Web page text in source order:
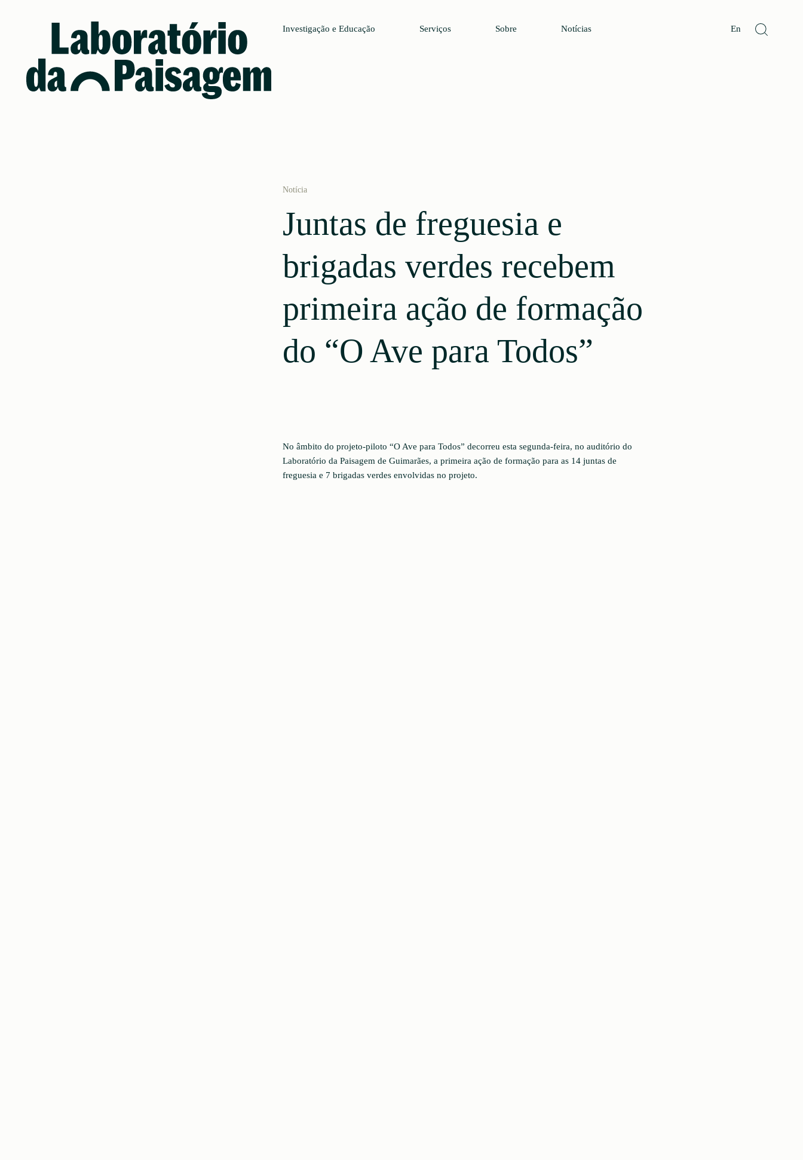
Investigação e Educação Serviços Sobre Notícias En
Notícia
Juntas de freguesia e
brigadas verdes recebem
primeira ação de formação
do “O Ave para Todos”
No âmbito do projeto-piloto “O Ave para Todos” decorreu esta segunda-feira, no auditório do
Laboratório da Paisagem de Guimarães, a primeira ação de formação para as 14 juntas de
freguesia e 7 brigadas verdes envolvidas no projeto.